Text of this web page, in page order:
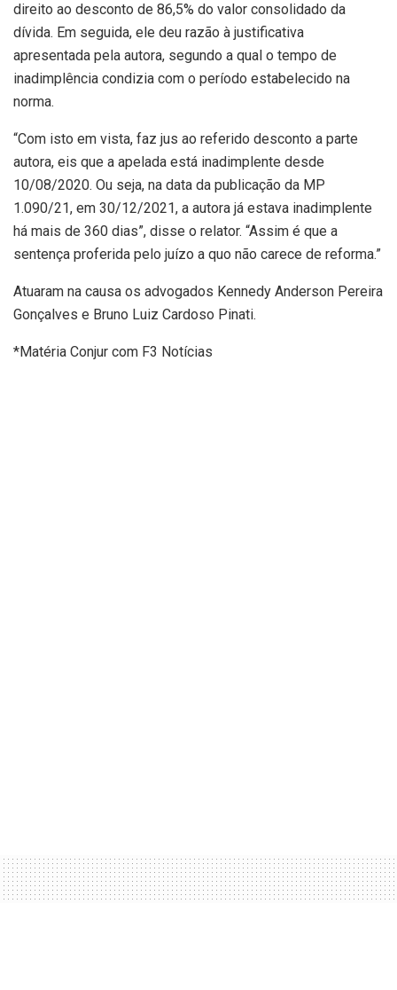
direito ao desconto de 86,5% do valor consolidado da
dívida. Em seguida, ele deu razão à justificativa
apresentada pela autora, segundo a qual o tempo de
inadimplência condizia com o período estabelecido na
norma.
“Com isto em vista, faz jus ao referido desconto a parte
autora, eis que a apelada está inadimplente desde
10/08/2020. Ou seja, na data da publicação da MP
1.090/21, em 30/12/2021, a autora já estava inadimplente
há mais de 360 dias”, disse o relator. “Assim é que a
sentença proferida pelo juízo a quo não carece de reforma.”
Atuaram na causa os advogados Kennedy Anderson Pereira
Gonçalves e Bruno Luiz Cardoso Pinati.
*Matéria Conjur com F3 Notícias